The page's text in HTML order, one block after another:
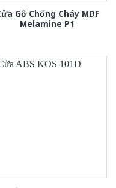
Gỗ Chống Cháy MDF
Melamine P1